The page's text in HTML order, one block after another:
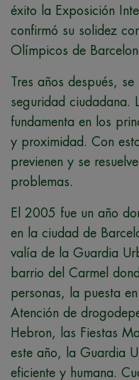
éxito la Exposición
confirmó su solidez
Olímpicos de
Tres años después,
seguridad ciudadana.
fundamenta en los
y proximidad. Con
previenen y se
problemas.
El 2005 fue un año
en la ciudad de
valía de la Guardia
barrio del Carmel
personas, la puesta
Atención de
Hebron, las Fiestas
este año, la Guardia
eficiente y humana.